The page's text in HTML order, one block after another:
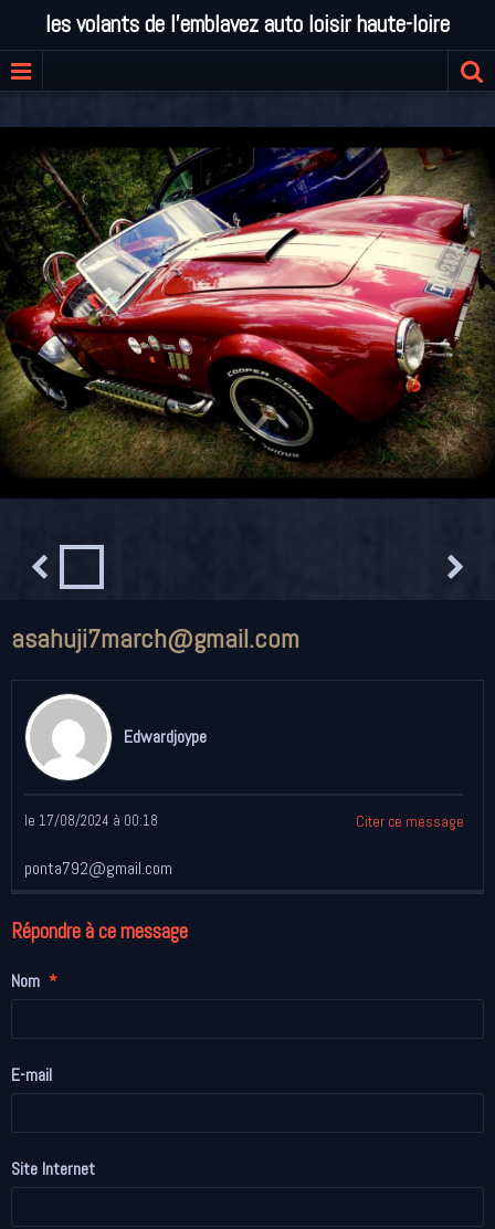
les volants de l'emblavez auto loisir haute-loire
asahuji7march@gmail.com
Edwardjoype
le 17/08/2024 à 00:18 Citer ce message
ponta792@gmail.com
Répondre à ce message
Nom
E-mail
Site Internet